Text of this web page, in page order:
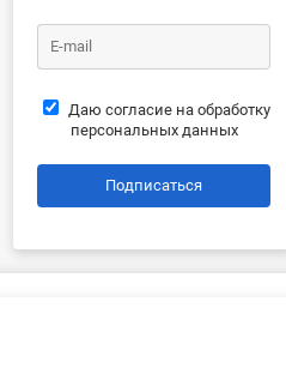
Даю согласие на обработку
персональных данных
Подписаться